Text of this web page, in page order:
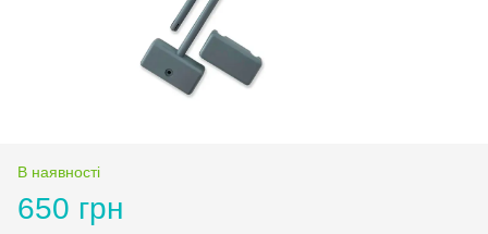
В наявності
650 грн